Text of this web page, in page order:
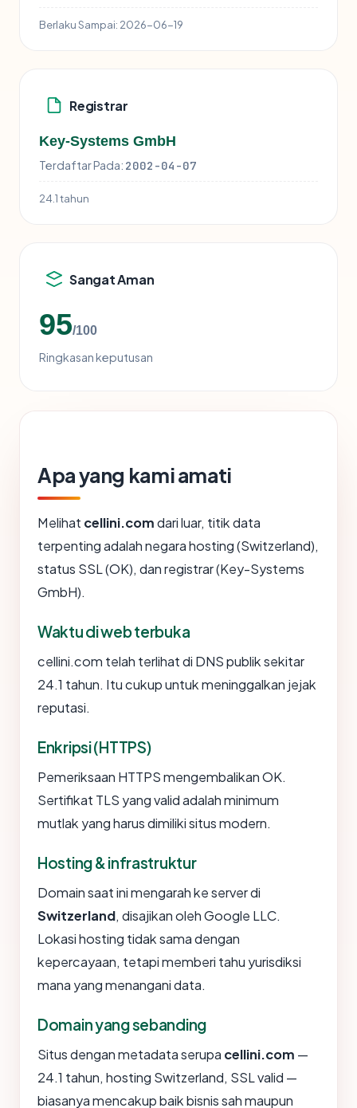
Berlaku Sampai: 2026-06-19
Registrar
Key-Systems GmbH
Terdaftar Pada: 2002-04-07
24.1 tahun
Sangat Aman
95/100
Ringkasan keputusan
Apa yang kami amati
Melihat cellini.comdari luar, titik data
terpenting adalah negara hosting (Switzerland),
status SSL (OK), dan registrar (Key-Systems
GmbH).
Waktu di web terbuka
cellini.com telah terlihat di DNS publik sekitar
24.1 tahun. Itu cukup untuk meninggalkan jejak
reputasi.
Enkripsi (HTTPS)
Pemeriksaan HTTPS mengembalikan OK.
Sertifikat TLS yang valid adalah minimum
mutlak yang harus dimiliki situs modern.
Hosting & infrastruktur
Domain saat ini mengarah ke server di
Switzerland, disajikan oleh Google LLC.
Lokasi hosting tidak sama dengan
kepercayaan, tetapi memberi tahu yurisdiksi
mana yang menangani data.
Domain yang sebanding
Situs dengan metadata serupa cellini.com —
24.1 tahun, hosting Switzerland, SSL valid —
biasanya mencakup baik bisnis sah maupun